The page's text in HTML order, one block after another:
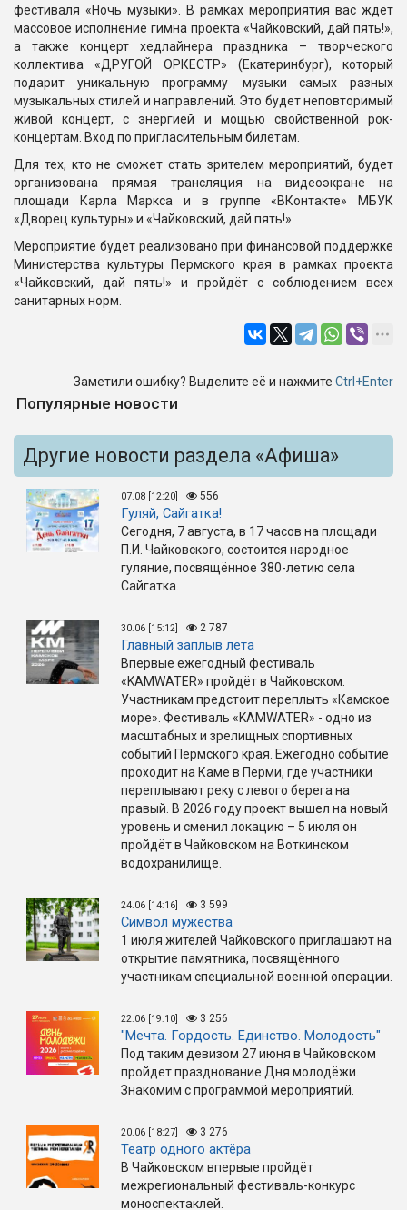
фестиваля «Ночь музыки». В рамках мероприятия вас ждёт
массовое исполнение гимна проекта «Чайковский, дай пять!»,
а также концерт хедлайнера праздника – творческого
коллектива «ДРУГОЙ ОРКЕСТР» (Екатеринбург), который
подарит уникальную программу музыки самых разных
музыкальных стилей и направлений. Это будет неповторимый
живой концерт, с энергией и мощью свойственной рок-
концертам. Вход по пригласительным билетам.
Для тех, кто не сможет стать зрителем мероприятий, будет
организована прямая трансляция на видеоэкране на
площади Карла Маркса и в группе «ВКонтакте» МБУК
«Дворец культуры» и «Чайковский, дай пять!».
Мероприятие будет реализовано при финансовой поддержке
Министерства культуры Пермского края в рамках проекта
«Чайковский, дай пять!» и пройдёт с соблюдением всех
санитарных норм.
Заметили ошибку? Выделите её и нажмите Ctrl+Enter
Популярные новости
Другие новости раздела «Афиша»
07.08 [12:20] 556
Гуляй, Сайгатка!
Сегодня, 7 августа, в 17 часов на площади
П.И. Чайковского, состоится народное
гуляние, посвящённое 380-летию села
Сайгатка.
30.06 [15:12] 2 787
Главный заплыв лета
Впервые ежегодный фестиваль
«KAMWATER» пройдёт в Чайковском.
Участникам предстоит переплыть «Камское
море». Фестиваль «KAMWATER» - одно из
масштабных и зрелищных спортивных
событий Пермского края. Ежегодно событие
проходит на Каме в Перми, где участники
переплывают реку с левого берега на
правый. В 2026 году проект вышел на новый
уровень и сменил локацию – 5 июля он
пройдёт в Чайковском на Воткинском
водохранилище.
24.06 [14:16] 3 599
Символ мужества
1 июля жителей Чайковского приглашают на
открытие памятника, посвящённого
участникам специальной военной операции.
22.06 [19:10] 3 256
"Мечта. Гордость. Единство. Молодость"
Под таким девизом 27 июня в Чайковском
пройдет празднование Дня молодёжи.
Знакомим с программой мероприятий.
20.06 [18:27] 3 276
Театр одного актёра
В Чайковском впервые пройдёт
межрегиональный фестиваль-конкурс
моноспектаклей.